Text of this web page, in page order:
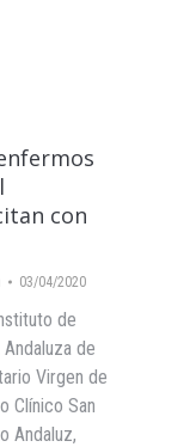
con
03/04/2020
de
de
Virgen de
Clínico San
Andaluz,